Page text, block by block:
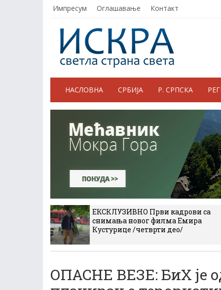
Импресум Оглашавање Контакт
НАСЛОВНА СРБИЈА Р. СРПСКА
ЕКСКЛУЗИВНО Први кадрови са
снимања новог филма Емира
Кустурице /четврти део/
ОПАСНЕ ВЕЗЕ: БиХ је